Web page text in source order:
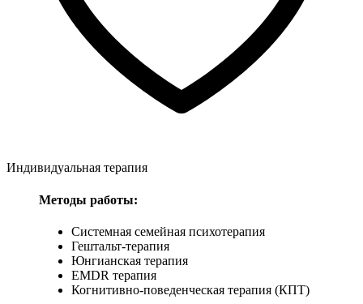
Индивидуальная терапия
Методы работы:
Системная семейная психотерапия
Гештальт-терапия
Юнгианская терапия
EMDR терапия
Когнитивно-поведенческая терапия (КПТ)